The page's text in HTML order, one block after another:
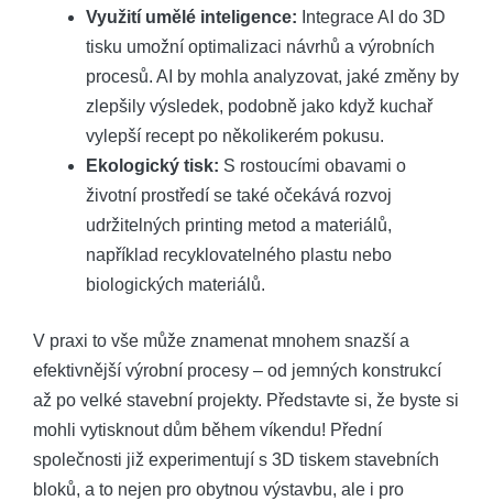
Využití umělé inteligence: Integrace AI do 3D
tisku umožní optimalizaci návrhů a výrobních
procesů. AI by mohla analyzovat, jaké změny by
zlepšily výsledek, podobně jako když kuchař
vylepší recept po několikerém pokusu.
Ekologický tisk: S rostoucími obavami o
životní prostředí se také očekává rozvoj
udržitelných printing metod a materiálů,
například recyklovatelného plastu nebo
biologických materiálů.
V praxi to vše může znamenat mnohem snazší a
efektivnější výrobní procesy – od jemných konstrukcí
až po velké stavební projekty. Představte si, že byste si
mohli vytisknout dům během víkendu! Přední
společnosti již experimentují s 3D tiskem stavebních
bloků, a to nejen pro obytnou výstavbu, ale i pro